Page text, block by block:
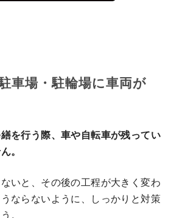
車場・駐輪場に車両が
を行う際、車や自転車が残ってい
。
いと、その後の工程が大きく変わ
ならないように、しっかりと対策
。